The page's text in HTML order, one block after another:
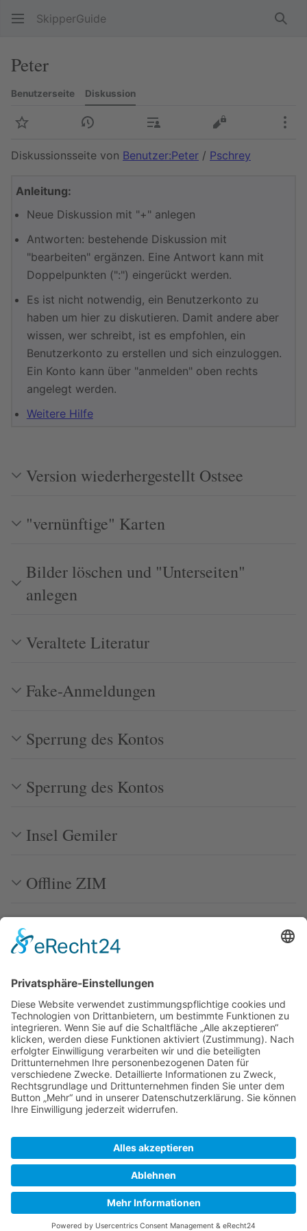
SkipperGuide
Peter
Benutzerseite Diskussion
Beobachten Versionsgeschichte
Beiträge Quelltext
Diskussionsseite von Benutzer:Peter / Pschrey
Anleitung:
Neue Diskussion mit "+" anlegen
Antworten: bestehende Diskussion mit
"bearbeiten" ergänzen. Eine Antwort kann mit
Doppelpunkten (":") eingerückt werden.
Es ist nicht notwendig, ein Benutzerkonto zu
haben um hier zu diskutieren. Damit andere aber
wissen, wer schreibt, ist es empfohlen, ein
Benutzerkonto zu erstellen und sich einzuloggen.
Ein Konto kann über "anmelden" oben rechts
angelegt werden.
Weitere Hilfe
Version wiederhergestellt Ostsee
"vernünftige" Karten
Bilder löschen und "Unterseiten"
anlegen
Veraltete Literatur
Fake-Anmeldungen
Sperrung des Kontos
Sperrung des Kontos
Insel Gemiler
Offline ZIM
OpenSeaMap- wie oft?
Koordinatenlink
Alternative Marker bei Leaflet
Kaputte OpenSeaMap - Karten
Zuletzt bearbeitet vor 9 Monaten
SkipperGuide
Datenschutz Klassische Ansicht